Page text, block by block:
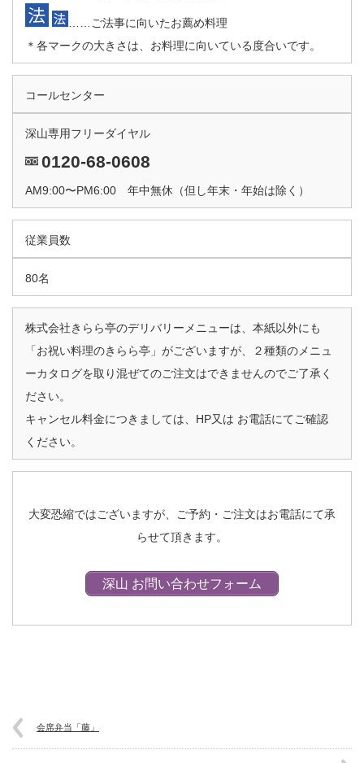
……ご法事に向いたお薦め料理
＊各マークの大きさは、お料理に向いている度合いです。
コールセンター
深山専用フリーダイヤル
0120-68-0608
AM9:00〜PM6:00 年中無休（但し年末・年始は除く）
従業員数
80名
株式会社きらら亭のデリバリーメニューは、本紙以外にも
「お祝い料理のきらら亭」がございますが、２種類のメニュ
ーカタログを取り混ぜてのご注文はできませんのでご了承く
ださい。
キャンセル料金につきましては、HP又は お電話にてご確認
ください。
大変恐縮ではございますが、ご予約・ご注文はお電話にて承
らせて頂きます。
深山 お問い合わせフォーム
会席弁当「藤」